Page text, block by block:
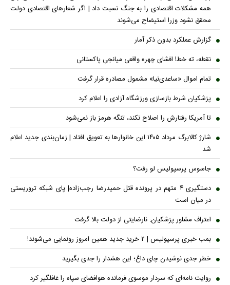
همه مشکلات اقتصادی را به جنگ نسبت داد | اگر شعار‌های اقتصادی دولت
محقق نشود وزرا استیضاح می‌شوند
گزارش عملکرد بدون ذکر آمار
نقطه، ته خط! افشای چهره واقعی میانجیِ پاکستانی
تمام اموال «ساعدی‌نیا» مشمول مصادره قرار گرفت
پزشکیان شرط بازسازی ورزشگاه آزادی را اعلام کرد
تا آمریکا رفتارش را اصلاح نکند، تنگه هرمز باز نمی‌شود
شارژ کالابرگ مرداد ۱۴۰۵ این خانوار‌ها به تعویق افتاد | زمان‌بندی جدید اعلام
شد
جاسوس پرسپولیس لو رفت؟
دستگیری ۴ متهم در پرونده قتل حمیدرضا رجب‌زاده| پای شبکه تروریستی
در میان است
اعتراف مشاور پزشکیان: نارضایتی از دولت بالا گرفت
بمب خبری پرسپولیس | ۲ خرید جدید همین امروز رونمایی می‌شوند!
خطر جدی نوشیدن چای داغ؛ این هشدار را جدی بگیرید
روایت نامه‌ای که سردار موسوی فرمانده هوافضای سپاه را غافلگیر کرد